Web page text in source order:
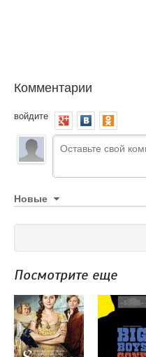
Комментарии
войдите
Новые
Посмотрите еще